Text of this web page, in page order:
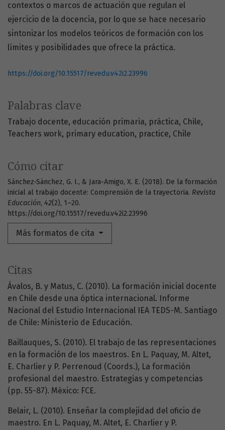
Palabras clave
Trabajo docente educación primaria práctica Chile
Teachers work primary education practice Chile
Cómo citar
Sánchez-Sánchez, G. I., & Jara-Amigo, X. E. (2018). De la formación
inicial al trabajo docente: Comprensión de la trayectoria. Revista
Educación, 42(2), 1–20.
https://doi.org/10.15517/revedu.v42i2.23996
Más formatos de cita
contextos o marcos de actuación que regulan el
ejercicio de la docencia, por lo que se hace necesario
sintonizar los modelos teóricos de formación con los
límites y posibilidades que ofrece la práctica.
https://doi.org/10.15517/revedu.v42i2.23996
Citas
Ávalos, B. y Matus, C. (2010). La formación inicial docente
en Chile desde una óptica internacional. Informe
Nacional del Estudio Internacional IEA TEDS-M. Santiago
de Chile: Ministerio de Educación.
Baillauques, S. (2010). El trabajo de las representaciones
en la formación de los maestros. En L. Paquay, M. Altet,
E. Charlier y P. Perrenoud (Coords.), La formación
profesional del maestro. Estrategias y competencias
(pp. 55-87). México: FCE.
Belair, L. (2010). Enseñar la complejidad del oficio de
maestro. En L. Paquay, M. Altet, E. Charlier y P.